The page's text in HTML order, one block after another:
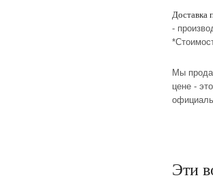
Доставка
-
Мы
цене -
Эти